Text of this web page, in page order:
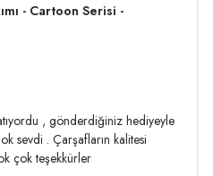
- Cartoon Serisi -
, gönderdiğiniz hediyeyle
sevdi . Çarşafların kalitesi
çok teşekkürler